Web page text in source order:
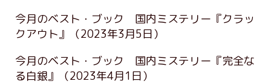
今月のベスト・ブック 国内ミステリー『クラッ
クアウト』
（2023年3月5日）
今月のベスト・ブック 国内ミステリー『完全な
る白銀』
（2023年4月1日）